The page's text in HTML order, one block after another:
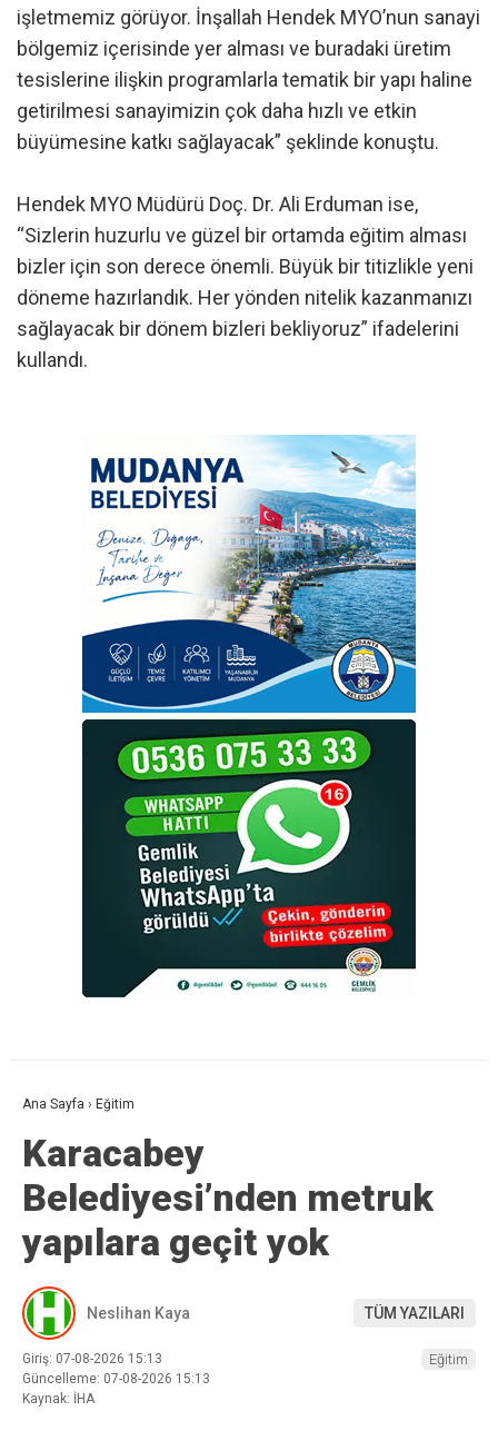
işletmemiz görüyor. İnşallah Hendek MYO’nun sanayi
bölgemiz içerisinde yer alması ve buradaki üretim
tesislerine ilişkin programlarla tematik bir yapı haline
getirilmesi sanayimizin çok daha hızlı ve etkin
büyümesine katkı sağlayacak” şeklinde konuştu.
Hendek MYO Müdürü Doç. Dr. Ali Erduman ise,
“Sizlerin huzurlu ve güzel bir ortamda eğitim alması
bizler için son derece önemli. Büyük bir titizlikle yeni
döneme hazırlandık. Her yönden nitelik kazanmanızı
sağlayacak bir dönem bizleri bekliyoruz” ifadelerini
kullandı.
Ana Sayfa › Eğitim
Karacabey
Belediyesi’nden metruk
yapılara geçit yok
Neslihan Kaya TÜM YAZILARI
Giriş: 07-08-2026 15:13
Güncelleme: 07-08-2026 15:13
Kaynak: İHA
Eğitim